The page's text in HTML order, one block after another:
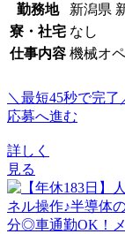
勤務地
新潟県
寮・社宅 なし
仕事内容 機械オ
＼最短45秒で完了
応募へ進む
詳しく
見る